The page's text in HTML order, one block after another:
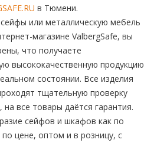
в Тюмени.
или металлическую мебель
магазине ValbergSafe, вы
что получаете
высококачественную продукцию
состоянии. Все изделия
тщательную проверку
на все товары даётся гарантия.
сейфов и шкафов как по
цене, оптом и в розницу, с